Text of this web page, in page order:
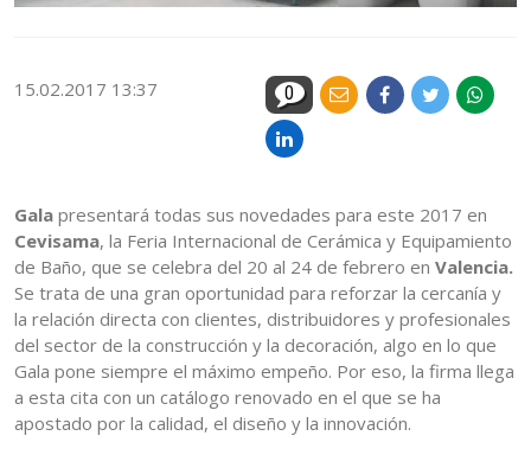
15.02.2017 13:37 0
Gala presentará todas sus novedades para este 2017 en
Cevisama, la Feria Internacional de Cerámica y Equipamiento
de Baño, que se celebra del 20 al 24 de febrero en Valencia.
Se trata de una gran oportunidad para reforzar la cercanía y
la relación directa con clientes, distribuidores y profesionales
del sector de la construcción y la decoración, algo en lo que
Gala pone siempre el máximo empeño. Por eso, la firma llega
a esta cita con un catálogo renovado en el que se ha
apostado por la calidad, el diseño y la innovación.